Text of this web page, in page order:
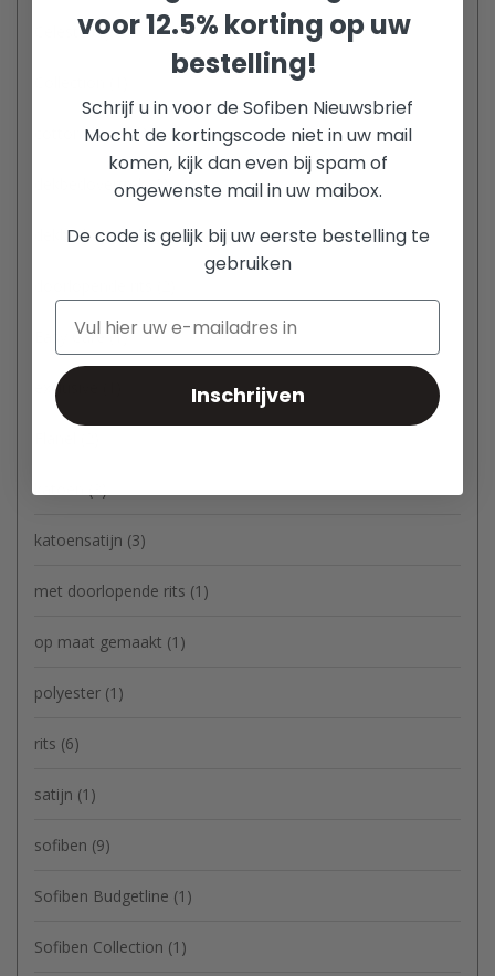
Celeste(1)
cotton blend(1)
dekbedovertrek(3)
dekbedovertrekken(3)
Easy Care (1)
exclusive
katoen
katoensatijn (3)
met doorlopende rits (1)
op maat gemaakt (1)
polyester (1)
rits (6)
satijn (1)
sofiben (9)
Sofiben Budgetline (1)
Sofiben Collection (1)
voor 12.5% korting op uw
bestelling!
Schrijf u in voor de Sofiben Nieuwsbrief
Mocht de kortingscode niet in uw mail
komen, kijk dan even bij spam of
ongewenste mail in uw maibox.
De code is gelijk bij uw eerste bestelling te
gebruiken
Inschrijven